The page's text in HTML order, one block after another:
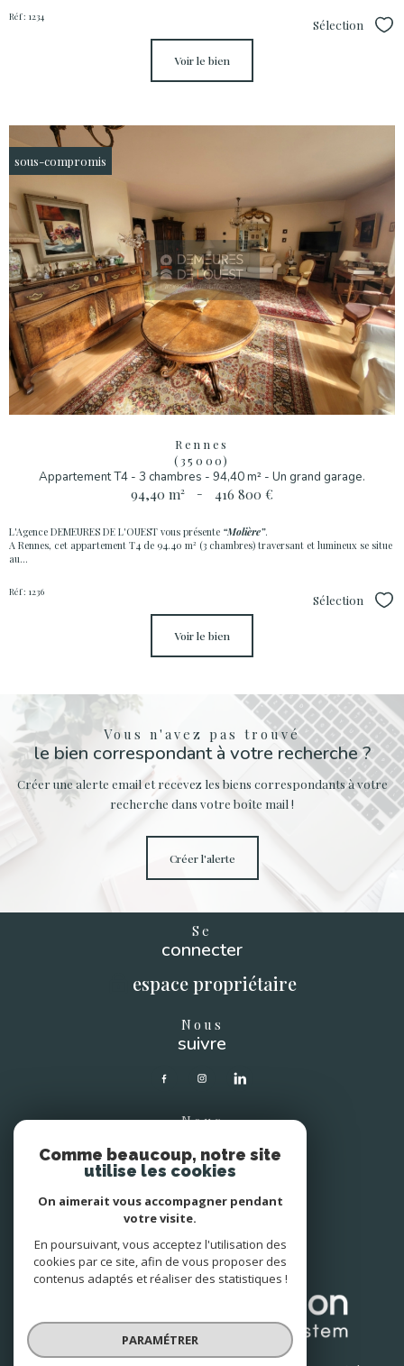
Réf : 1234
Sélection
voir le bien
sous-compromis
Rennes
(35000)
Appartement T4 - 3 chambres - 94,40 m² - Un grand garage.
94,40 m² - 416 800 €
L'Agence DEMEURES DE L'OUEST vous présente “Molière”.
A Rennes, cet appartement T4 de 94.40 m² (3 chambres) traversant et lumineux se situe
au...
Réf : 1236
Sélection
voir le bien
Vous n'avez pas trouvé
le bien correspondant à votre recherche ?
Créer une alerte email et recevez les biens correspondants à votre
recherche dans votre boîte mail !
créer l'alerte
Se
connecter
espace propriétaire
Nous
suivre
Nous
Avis
clients
Comme beaucoup, notre site
utilise les cookies
On aimerait vous accompagner pendant
votre visite.
En poursuivant, vous acceptez l'utilisation des
cookies par ce site, afin de vous proposer des
contenus adaptés et réaliser des statistiques !
PARAMÉTRER